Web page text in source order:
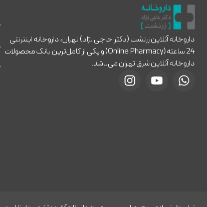
داروخانه آنلاین زرتشت (دکتر حاجی نژاد) تهران، داروخانه اینترنتی
24 ساعته (Online Pharmacy) و یکی از کامل‌ترین بانک محصولات
داروخانه آنلاین شرق تهران می‌باشد.